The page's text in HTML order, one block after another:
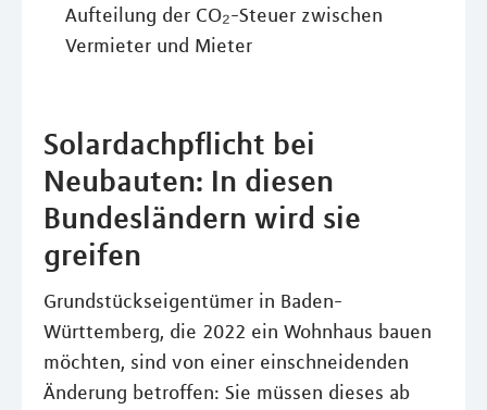
Aufteilung der CO₂-Steuer zwischen
Vermieter und Mieter
Solardachpflicht bei
Neubauten: In diesen
Bundesländern wird sie
greifen
Grundstückseigentümer in Baden-
Württemberg, die 2022 ein Wohnhaus bauen
möchten, sind von einer einschneidenden
Änderung betroffen: Sie müssen dieses ab